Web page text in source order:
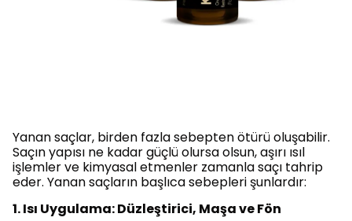
Yanan saçlar, birden fazla sebepten ötürü oluşabilir.
Saçın yapısı ne kadar güçlü olursa olsun, aşırı ısıl
işlemler ve kimyasal etmenler zamanla saçı tahrip
eder. Yanan saçların başlıca sebepleri şunlardır:
1. Isı Uygulama: Düzleştirici, Maşa ve Fön